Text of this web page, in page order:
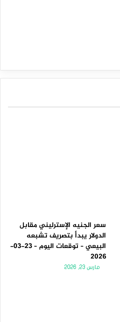
سعر الجنيه الإسترليني مقابل
الدولار يبدأ بتصريف تشبعه
البيعي – توقعات اليوم – 23-03-
2026
مارس 23, 2026